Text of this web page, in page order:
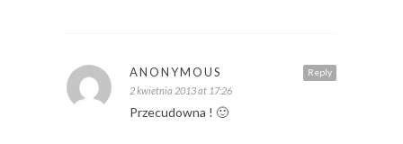
Reply
ANONYMOUS
2 kwietnia 2013 at 17:26
Przecudowna ! 🙂